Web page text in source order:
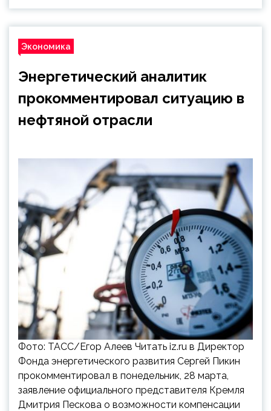
Экономика
Энергетический аналитик
прокомментировал ситуацию в
нефтяной отрасли
Фото: ТАСС/Егор Алеев Читать iz.ru в Директор
Фонда энергетического развития Сергей Пикин
прокомментировал в понедельник, 28 марта,
заявление официального представителя Кремля
Дмитрия Пескова о возможности компенсации